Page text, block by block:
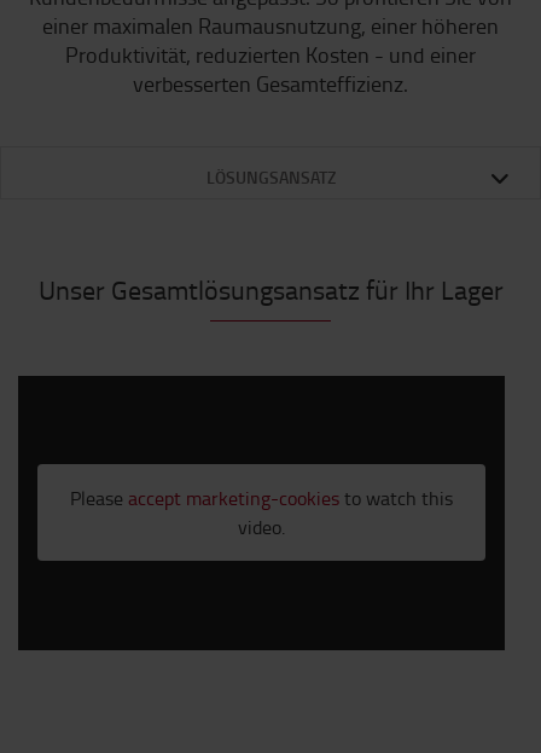
einer maximalen Raumausnutzung, einer höheren
Produktivität, reduzierten Kosten - und einer
verbesserten Gesamteffizienz.
LÖSUNGSANSATZ
Unser Gesamtlösungsansatz für Ihr Lager
Please accept marketing-cookiesto watch this
video.